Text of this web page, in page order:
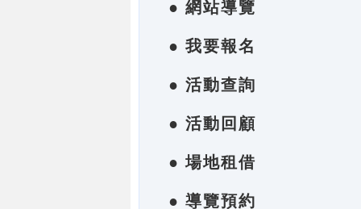
● 網站導覽
● 我要報名
● 活動查詢
● 活動回顧
● 場地租借
● 導覽預約